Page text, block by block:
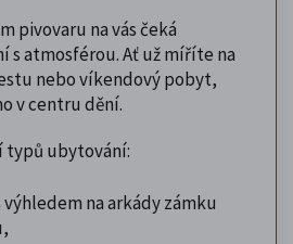
pivovaru na vás čeká
atmosférou. Ať už míříte na
nebo víkendový pobyt,
v centru dění.
typů ubytování:
výhledem na arkády zámku